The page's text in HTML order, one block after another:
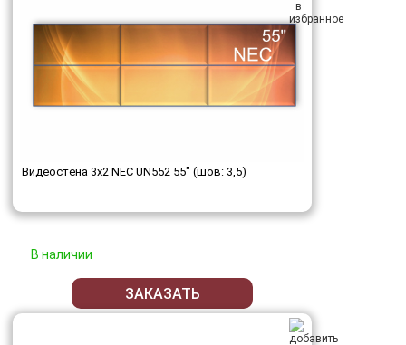
Видеостена 3x2 NEC UN552 55" (шов: 3,5)
В наличии
ЗАКАЗАТЬ